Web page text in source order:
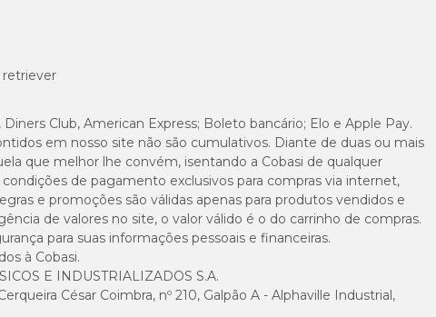
retriever
Diners Club, American Express; Boleto bancário; Elo e Apple Pay.
em nosso site não são cumulativos. Diante de duas ou mais
que melhor lhe convém, isentando a Cobasi de qualquer
de pagamento exclusivos para compras via internet,
e promoções são válidas apenas para produtos vendidos e
de valores no site, o valor válido é o do carrinho de compras.
para suas informações pessoais e financeiras.
à Cobasi.
E INDUSTRIALIZADOS S.A.
César Coimbra, nº 210, Galpão A - Alphaville Industrial,